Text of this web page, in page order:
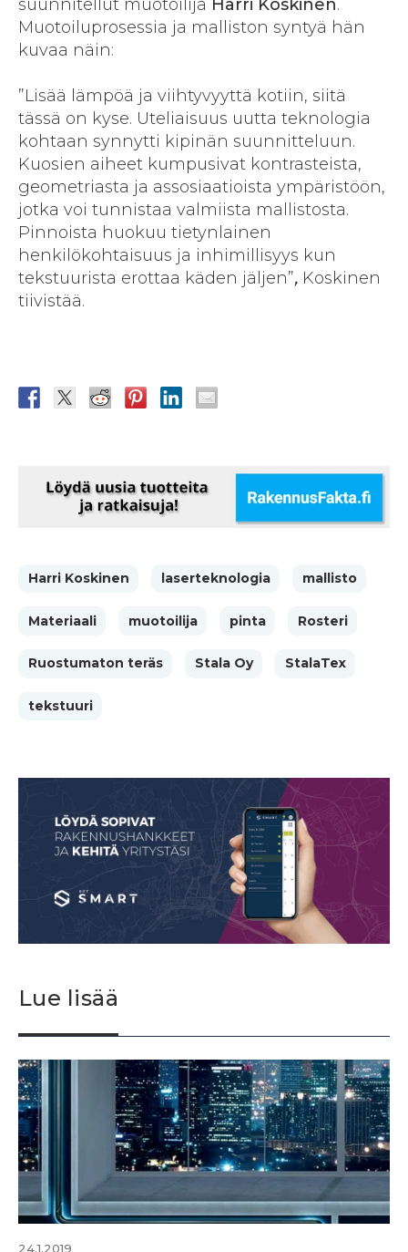
suunnitellut muotoilija Harri Koskinen.
Muotoiluprosessia ja malliston syntyä hän
kuvaa näin:
”Lisää lämpöä ja viihtyvyyttä kotiin, siitä
tässä on kyse. Uteliaisuus uutta teknologia
kohtaan synnytti kipinän suunnitteluun.
Kuosien aiheet kumpusivat kontrasteista,
geometriasta ja assosiaatioista ympäristöön,
jotka voi tunnistaa valmiista mallistosta.
Pinnoista huokuu tietynlainen
henkilökohtaisuus ja inhimillisyys kun
tekstuurista erottaa käden jäljen”, Koskinen
tiivistää.
Harri Koskinen laserteknologia mallisto
Materiaali muotoilija pinta Rosteri
Ruostumaton teräs Stala Oy StalaTex
tekstuuri
Lue lisää
24.1.2019